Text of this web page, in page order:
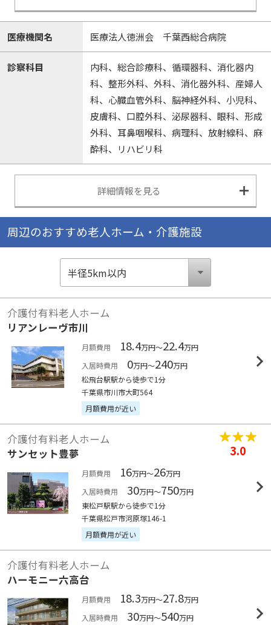
医療機関名 医療法人徳洲会 千葉西総合病院
診察科目
内科、総合診療科、循環器科、消化器内
科、整形外科、外科、消化器外科、産婦人
科、心臓血管外科、脳神経外科、小児科、
皮膚科、口腔外科、泌尿器科、眼科、形成
外科、耳鼻咽喉科、病理科、放射線科、麻
酔科、リハビリ科
詳細情報を見る
周辺のおすすめ老人ホーム・介護施設
介護付有料老人ホーム
リアンレーヴ市川
月額費用 18.4万円～22.4万円
入居時費用
0万円～240万円
松飛台駅駅から徒歩で1分
千葉県市川市大町564
月額費用が近い
介護付有料老人ホーム
サンセット豊夢
3.0
月額費用 16万円～26万円
入居時費用
30万円～750万円
東松戸駅駅から徒歩で1分
千葉県松戸市河原塚146-1
月額費用が近い
介護付有料老人ホーム
ハーモニー六高台
月額費用 18.3万円～27.8万円
入居時費用
30万円～540万円